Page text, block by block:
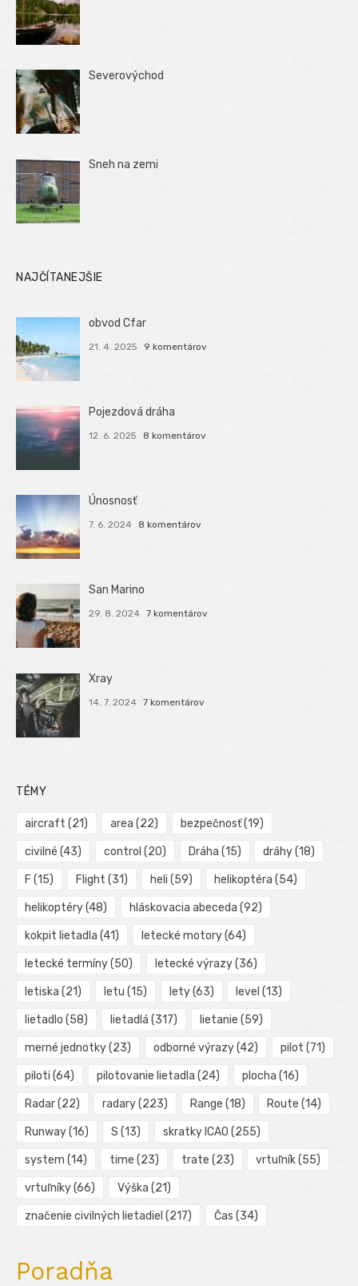
Severovýchod
Sneh na zemi
NAJČÍTANEJŠIE
obvod Cfar
21. 4. 2025 9 komentárov
Pojezdová dráha
12. 6. 2025 8 komentárov
Únosnosť
7. 6. 2024 8 komentárov
San Marino
29. 8. 2024 7 komentárov
Xray
14. 7. 2024 7 komentárov
TÉMY
aircraft (21) area (22) bezpečnosť(19)
civilné (43) control (20) Dráha (15) dráhy(18)
F (15) Flight (31) heli (59) helikoptéra (54)
helikoptéry(48) hláskovacia abeceda (92)
kokpit lietadla (41) letecké motory(64)
letecké termíny(50) letecké výrazy(36)
letiska (21) letu (15) lety(63) level (13)
lietadlo (58) lietadlá (317) lietanie (59)
merné jednotky(23) odborné výrazy(42) pilot (71)
piloti (64) pilotovanie lietadla (24) plocha (16)
Radar(22) radary(223) Range (18) Route (14)
Runway(16) S (13) skratky ICAO (255)
system (14) time (23) trate (23) vrtuľník(55)
vrtuľníky(66) Výška (21)
značenie civilných lietadiel (217) Čas (34)
Poradňa